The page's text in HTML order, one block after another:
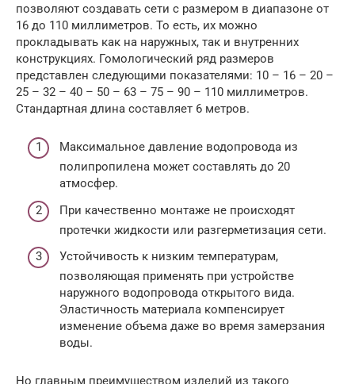
позволяют создавать сети с размером в диапазоне от
16 до 110 миллиметров. То есть, их можно
прокладывать как на наружных, так и внутренних
конструкциях. Гомологический ряд размеров
представлен следующими показателями: 10 – 16 – 20 –
25 – 32 – 40 – 50 – 63 – 75 – 90 – 110 миллиметров.
Стандартная длина составляет 6 метров.
Максимальное давление водопровода из
полипропилена может составлять до 20
атмосфер.
При качественно монтаже не происходят
протечки жидкости или разгерметизация сети.
Устойчивость к низким температурам,
позволяющая применять при устройстве
наружного водопровода открытого вида.
Эластичность материала компенсирует
изменение объема даже во время замерзания
воды.
Но главным преимуществом изделий из такого